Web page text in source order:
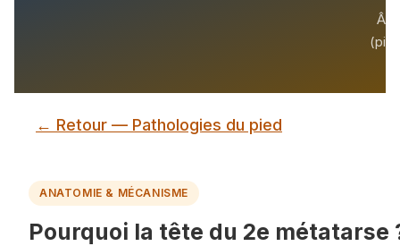
(pic
← Retour — Pathologies du pied
ANATOMIE & MÉCANISME
Pourquoi la tête du 2e métatarse